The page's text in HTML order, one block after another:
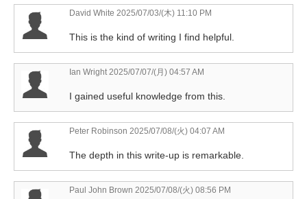
David White 2025/07/03/(木) 11:10 PM
This is the kind of writing I find helpful.
Ian Wright2025/07/07/(月) 04:57 AM
I gained useful knowledge from this.
Peter Robinson 2025/07/08/(火) 04:07 AM
The depth in this write-up is remarkable.
Paul John Brown 2025/07/08/(火) 08:56 PM